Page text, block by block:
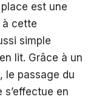
est une
à cette
simple
lit. Grâce à un
le passage du
en